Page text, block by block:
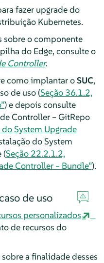
fazer upgrade do
Kubernetes.
sobre o componente
do Edge, consulte o
Controller.
como implantar oSUC,
de uso (Seção 36.1.2,
) e depois consulte
Controller – GitRepo
System Upgrade
do System
(Seção 22.2.1.2,
Controller – Bundle”).
de uso
personalizados
de recursos do
a finalidade desses